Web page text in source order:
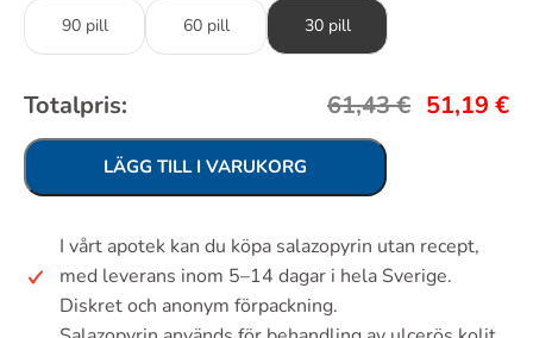
90 pill 60 pill 30 pill
Totalpris: 61,43€ 51,19 €
LÄGG TILL I VARUKORG
I vårt apotek kan du köpa salazopyrin utan recept,
med leverans inom 5–14 dagar i hela Sverige.
Diskret och anonym förpackning.